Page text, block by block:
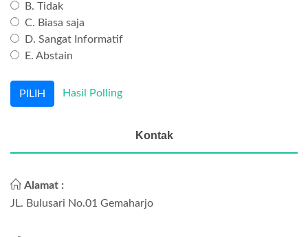
B. Tidak
C. Biasa saja
D. Sangat Informatif
E. Abstain
Hasil Polling
Kontak
Alamat :
JL. Bulusari No.01 Gemaharjo